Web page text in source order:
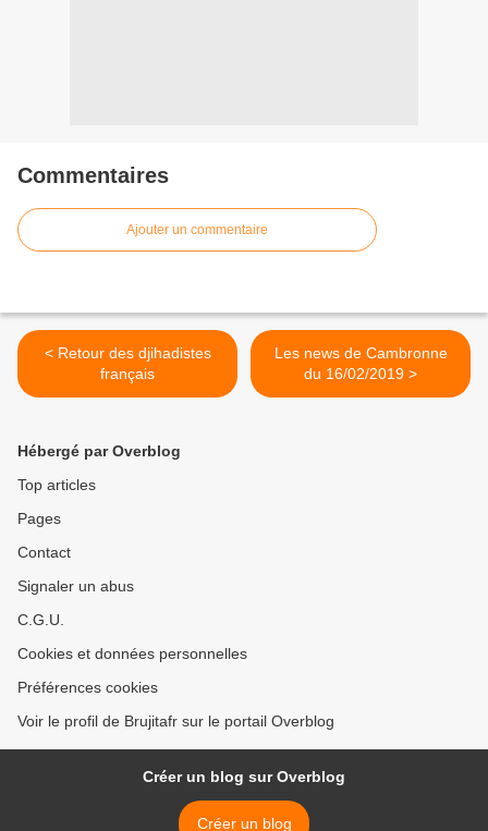
Commentaires
Ajouter un commentaire
< Retour des djihadistes
français
Les news de Cambronne
du 16/02/2019 >
Hébergé par Overblog
Top articles
Pages
Contact
Signaler un abus
C.G.U.
Cookies et données personnelles
Préférences cookies
Voir le profil de Brujitafr sur le portail Overblog
Créer un blog sur Overblog
Créer un blog